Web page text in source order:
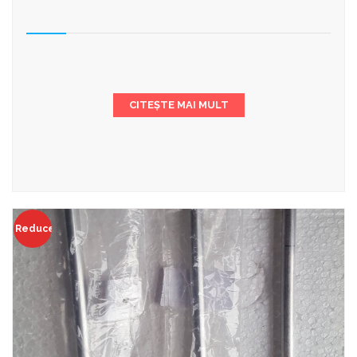
CITEȘTE MAI MULT
Reduceri!